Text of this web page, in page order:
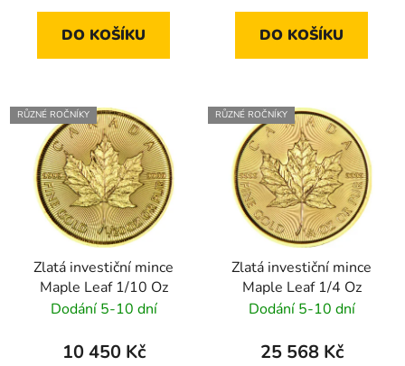
DO KOŠÍKU DO KOŠÍKU
RŮZNÉ ROČNÍKY
Zlatá investiční mince
Maple Leaf 1/10 Oz
Dodání 5-10 dní
10 450 Kč
RŮZNÉ ROČNÍKY
Zlatá investiční mince
Maple Leaf 1/4 Oz
Dodání 5-10 dní
25 568 Kč